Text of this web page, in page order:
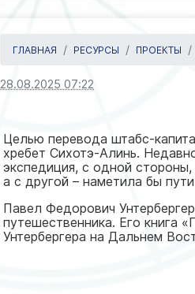
ГЛАВНАЯ РЕСУРСЫ ПРОЕКТЫ
28.08.2025 07:22
Целью перевода штабс-
хребет Сихотэ-Алинь.
экспедиция, с одной
а с другой – наметила бы
Павел Федорович
путешественника. Его книга
Унтербергера на Дальнем